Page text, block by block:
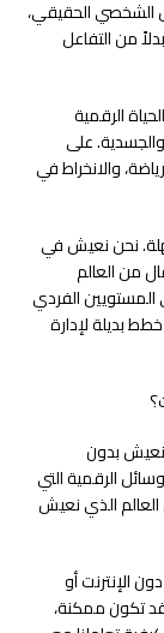
الشخصي الحقيقي،
من التفاعل
الرقمية
على
والانخراط في
نحن نعيش في
من العالم
المستويين الفردي
بديلة لإدارة
بدون
الرقمية التي
العالم الذي نعيش
الإنترنت أو
قد تكون ممكنة،